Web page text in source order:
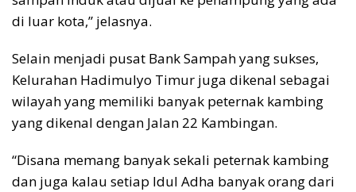
di luar kota,” jelasnya.
Selain menjadi pusat Bank Sampah yang sukses,
Kelurahan Hadimulyo Timur juga dikenal sebagai
wilayah yang memiliki banyak peternak kambing
yang dikenal dengan Jalan 22 Kambingan.
“Disana memang banyak sekali peternak kambing
dan juga kalau setiap Idul Adha banyak orang dari